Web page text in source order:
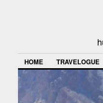
HOME TRAVELOGUE